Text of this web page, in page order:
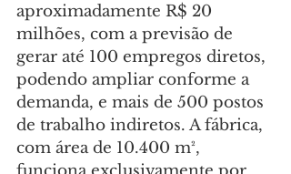
aproximadamente R$ 20
milhões, com a previsão de
gerar até 100 empregos diretos,
podendo ampliar conforme a
demanda, e mais de 500 postos
de trabalho indiretos. A fábrica,
com área de 10.400 m²,